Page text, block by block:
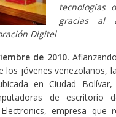
tecnologías
gracias al
Digitel
de 2010.
los jóvenes venezolanos,
en Ciudad
de escritorio
empresa que